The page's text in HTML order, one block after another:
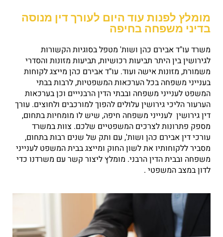
מומלץ לפנות עוד היום לעורך דין מנוסה
בדיני משפחה בחיפה
משרד עו"ד אבירם כהן ושות' מטפל בסוגיות הקשורות
לגירושין בין היתר תביעות רכושיות, תביעות מזונות והסדרי
משמורת, מזונות אישה ועוד. עו"ד אבירם כהן מייצג לקוחות
בענייני משפחה בכל הערכאות המשפטיות, לרבות בבתי
המשפט לענייני משפחה ובבתי הדין הרבנייים וכן בערכאות
הערעור הליכי גירושין עלולים להפוך למורכבים ולחוצים. עורך
דין גירושין לענייני משפחה חיפה, שיש לו מומחיות בתחום,
מספק פתרונות לצרכים המשפטיים שלכם. צוות במשרד
עורכי דין אבירם כהן ושות', עם ותק של שנים רבות בתחום,
מסביר ללקוחותיו את לשון החוק ומייצג בבית המשפט לענייני
משפחה ובבית הדין הרבני. מומלץ ליצור קשר עם משרדנו כדי
לדון במצב המשפטי .